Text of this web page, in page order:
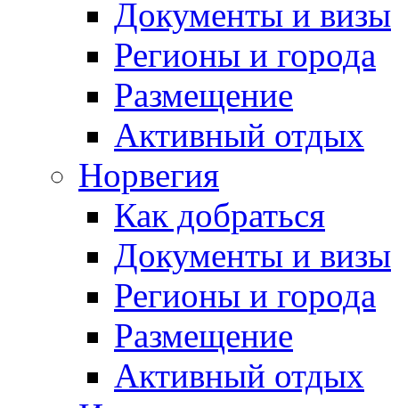
Документы и визы
Регионы и города
Размещение
Активный отдых
Норвегия
Как добраться
Документы и визы
Регионы и города
Размещение
Активный отдых